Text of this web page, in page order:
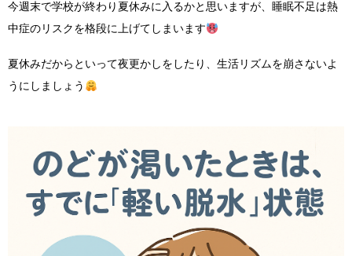
今週末で学校が終わり夏休みに入るかと思いますが、睡眠不足は熱
中症のリスクを格段に上げてしまいます
夏休みだからといって夜更かしをしたり、生活リズムを崩さないよ
うにしましょう